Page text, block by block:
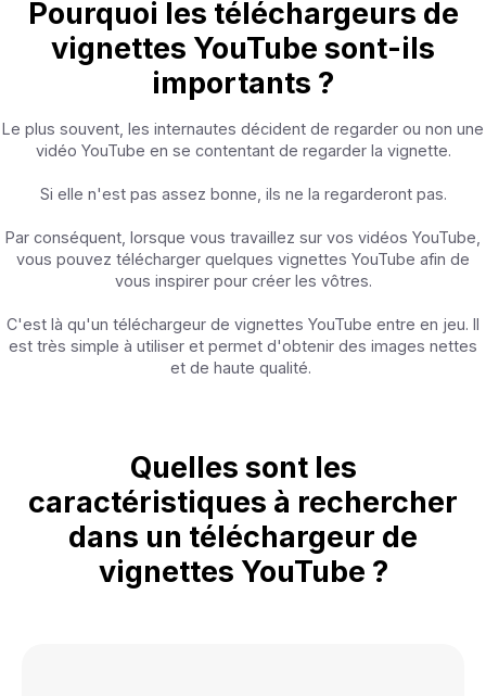
Pourquoi les téléchargeurs de
vignettes YouTube sont-ils
importants ?
Le plus souvent, les internautes décident de regarder ou non une
vidéo YouTube en se contentant de regarder la vignette.
Si elle n'est pas assez bonne, ils ne la regarderont pas.
Par conséquent, lorsque vous travaillez sur vos vidéos YouTube,
vous pouvez télécharger quelques vignettes YouTube afin de
vous inspirer pour créer les vôtres.
C'est là qu'un téléchargeur de vignettes YouTube entre en jeu. Il
est très simple à utiliser et permet d'obtenir des images nettes
et de haute qualité.
Quelles sont les
caractéristiques à rechercher
dans un téléchargeur de
vignettes YouTube ?